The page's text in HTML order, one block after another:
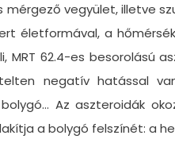
mérgező vegyület, illetve
életformával, a
MRT 62.4-es besorolású
negatív hatással
Az aszteroidák
a bolygó felszínét: a